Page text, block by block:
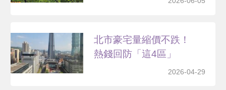
北市豪宅量縮價不跌！
熱錢回防「這4區」
2026-04-29